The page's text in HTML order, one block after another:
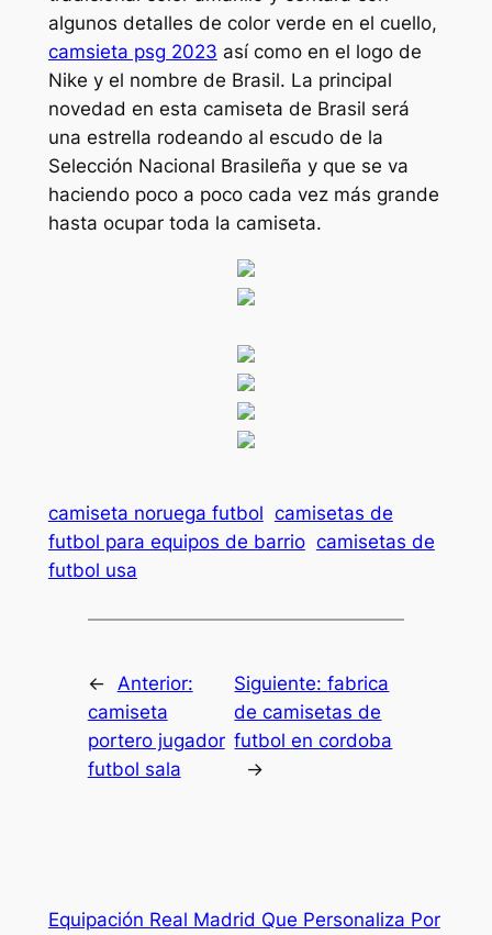
algunos detalles de color verde en el cuello,
camsieta psg 2023 así como en el logo de
Nike y el nombre de Brasil. La principal
novedad en esta camiseta de Brasil será
una estrella rodeando al escudo de la
Selección Nacional Brasileña y que se va
haciendo poco a poco cada vez más grande
hasta ocupar toda la camiseta.
camiseta noruega futbol camisetas de
futbol para equipos de barrio camisetas de
futbol usa
← Anterior:
camiseta
portero jugador
futbol sala
Siguiente:fabrica
de camisetas de
futbol en cordoba
→
Equipación Real Madrid Que Personaliza Por